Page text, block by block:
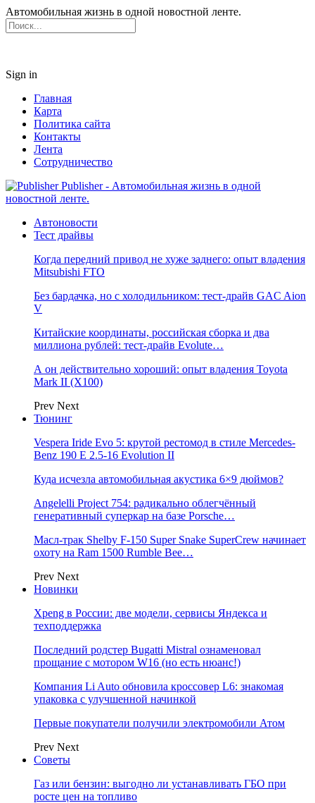
Автомобильная жизнь в одной новостной ленте.
Sign in
Главная
Карта
Политика сайта
Контакты
Лента
Сотрудничество
Publisher - Автомобильная жизнь в одной
новостной ленте.
Автоновости
Тест драйвы
Когда передний привод не хуже заднего: опыт владения
Mitsubishi FTO
Без бардачка, но с холодильником: тест-драйв GAC Aion
V
Китайские координаты, российская сборка и два
миллиона рублей: тест-драйв Evolute…
А он действительно хороший: опыт владения Toyota
Mark II (Х100)
Prev Next
Тюнинг
Vespera Iride Evo 5: крутой рестомод в стиле Mercedes-
Benz 190 E 2.5-16 Evolution II
Куда исчезла автомобильная акустика 6×9 дюймов?
Angelelli Project 754: радикально облегчённый
генеративный суперкар на базе Porsche…
Масл-трак Shelby F-150 Super Snake SuperCrew начинает
охоту на Ram 1500 Rumble Bee…
Prev Next
Новинки
Xpeng в России: две модели, сервисы Яндекса и
техподдержка
Последний родстер Bugatti Mistral ознаменовал
прощание с мотором W16 (но есть нюанс!)
Компания Li Auto обновила кроссовер L6: знакомая
упаковка с улучшенной начинкой
Первые покупатели получили электромобили Атом
Prev Next
Советы
Газ или бензин: выгодно ли устанавливать ГБО при
росте цен на топливо